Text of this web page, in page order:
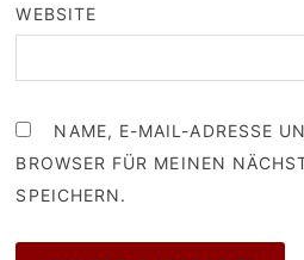
WEBSITE
NAME, E-MAIL-ADRESSE
BROWSER FÜR MEINEN
SPEICHERN.